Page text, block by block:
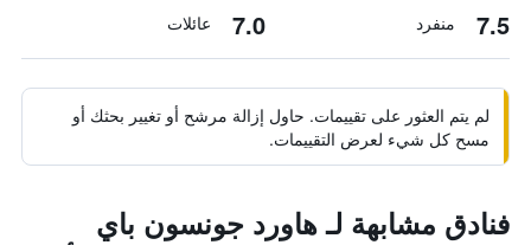
7.5 منفرد 7.0 عائلات
لم يتم العثور على تقييمات. حاول إزالة مرشح أو تغيير بحثك أو
مسح كل شيء لعرض التقييمات.
فنادق مشابهة لـ هاورد جونسون باي